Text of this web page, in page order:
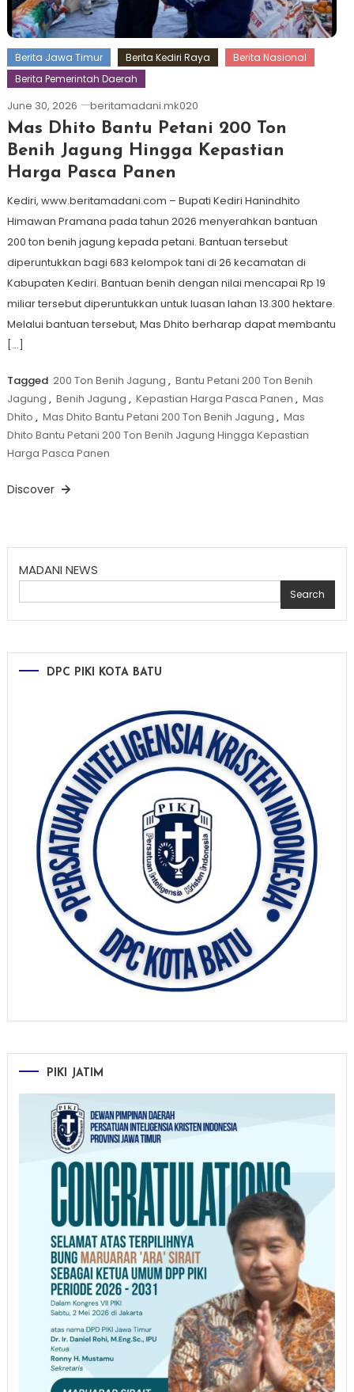
Berita Jawa Timur Berita Kediri Raya
Berita Nasional
Berita Pemerintah Daerah
June 30, 2026 beritamadani.mk020
Mas Dhito Bantu Petani 200 Ton
Benih Jagung Hingga Kepastian
Harga Pasca Panen
Kediri, www.beritamadani.com – Bupati Kediri Hanindhito
Himawan Pramana pada tahun 2026 menyerahkan bantuan
200 ton benih jagung kepada petani. Bantuan tersebut
diperuntukkan bagi 683 kelompok tani di 26 kecamatan di
Kabupaten Kediri. Bantuan benih dengan nilai mencapai Rp 19
miliar tersebut diperuntukkan untuk luasan lahan 13.300 hektare.
Melalui bantuan tersebut, Mas Dhito berharap dapat membantu
[…]
Tagged 200 Ton Benih Jagung , Bantu Petani 200 Ton Benih
Jagung , Benih Jagung , Kepastian Harga Pasca Panen , Mas
Dhito , Mas Dhito Bantu Petani 200 Ton Benih Jagung , Mas
Dhito Bantu Petani 200 Ton Benih Jagung Hingga Kepastian
Harga Pasca Panen
Discover
MADANI NEWS
Search
DPC PIKI KOTA BATU
PIKI JATIM